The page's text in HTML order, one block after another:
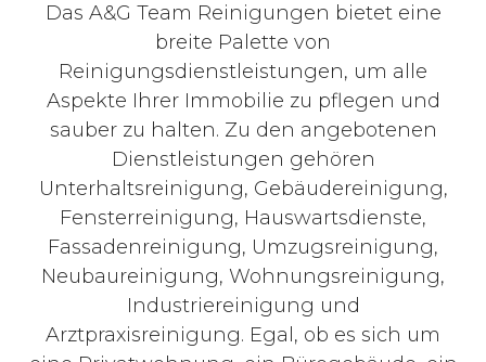
Das A&G Team Reinigungen bietet eine
breite Palette von
Reinigungsdienstleistungen, um alle
Aspekte Ihrer Immobilie zu pflegen und
sauber zu halten. Zu den angebotenen
Dienstleistungen gehören
Unterhaltsreinigung, Gebäudereinigung,
Fensterreinigung, Hauswartsdienste,
Fassadenreinigung, Umzugsreinigung,
Neubaureinigung, Wohnungsreinigung,
Industriereinigung und
Arztpraxisreinigung. Egal, ob es sich um